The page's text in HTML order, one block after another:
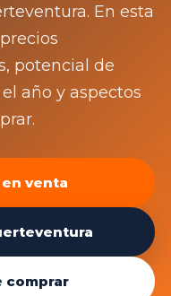
En esta
potencial de
año y aspectos
venta
comprar